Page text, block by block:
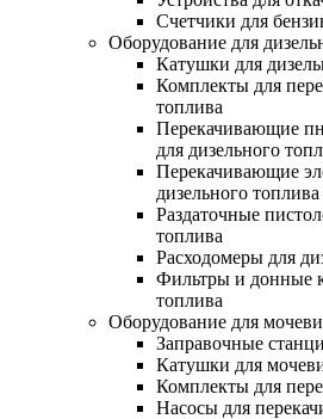
Счетчики для
Оборудование для
Катушки для
Комплекты для
топлива
Перекачивающие
для дизельного
Перекачивающие
дизельного топлива
Раздаточные
топлива
Расходомеры для
Фильтры и донные
топлива
Оборудование для
Заправочные
Катушки для
Комплекты для
Насосы для